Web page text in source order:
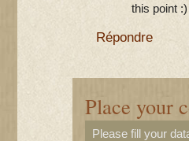
this point :)
Répondre
Place your
Please fill your